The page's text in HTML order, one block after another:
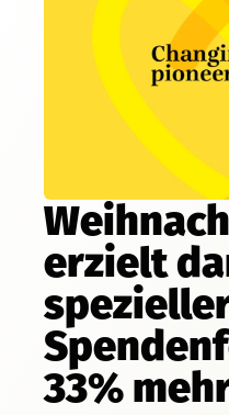
erzielt
33%